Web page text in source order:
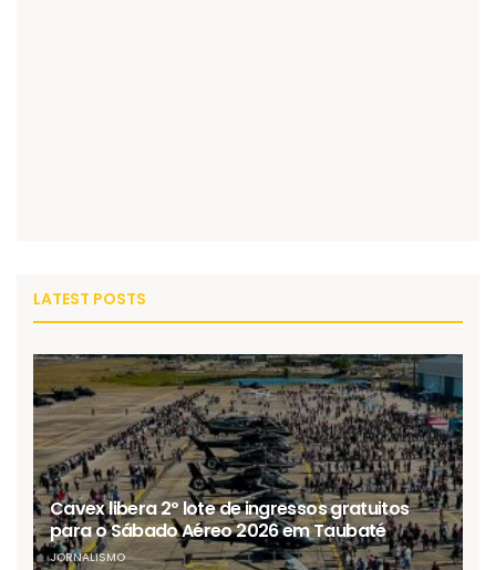
LATEST POSTS
Cavex libera 2º lote de ingressos gratuitos
para o Sábado Aéreo 2026 em Taubaté
JORNALISMO